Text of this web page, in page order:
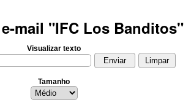
mail "IFC Los Banditos"
Visualizar texto
Tamanho